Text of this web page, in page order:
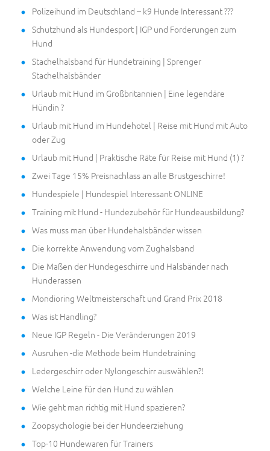
Polizeihund im Deutschland – k9 Hunde Interessant ???
Schutzhund als Hundesport | IGP und Forderungen zum
Hund
Stachelhalsband für Hundetraining | Sprenger
Stachelhalsbänder
Urlaub mit Hund im Großbritannien | Eine legendäre
Hündin ?
Urlaub mit Hund im Hundehotel | Reise mit Hund mit Auto
oder Zug
Urlaub mit Hund | Praktische Räte für Reise mit Hund (1) ?
Zwei Tage 15% Preisnachlass an alle Brustgeschirre!
Hundespiele | Hundespiel Interessant ONLINE
Training mit Hund - Hundezubehör für Hundeausbildung?
Was muss man über Hundehalsbänder wissen
Die korrekte Anwendung vom Zughalsband
Die Maßen der Hundegeschirre und Halsbänder nach
Hunderassen
Mondioring Weltmeisterschaft und Grand Prix 2018
Was ist Handling?
Neue IGP Regeln - Die Veränderungen 2019
Ausruhen -die Methode beim Hundetraining
Ledergeschirr oder Nylongeschirr auswählen?!
Welche Leine für den Hund zu wählen
Wie geht man richtig mit Hund spazieren?
Zoopsychologie bei der Hundeerziehung
Top-10 Hundewaren für Trainers